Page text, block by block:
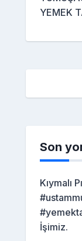
YEMEK
Son
Kıymalı
İşimiz.